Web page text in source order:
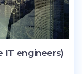
IT engineers)